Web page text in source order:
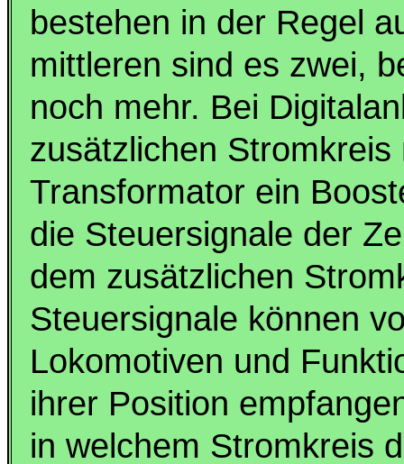
bestehen in der Regel
mittleren sind es zwei,
noch mehr. Bei
zusätzlichen
Transformator ein
die Steuersignale der
dem zusätzlichen
Steuersignale können
Lokomotiven und
ihrer Position
in welchem Stromkreis